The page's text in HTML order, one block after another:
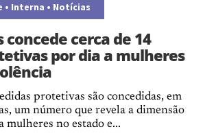
• Interna • Notícias
concede cerca de 14
por dia a mulheres
protetivas são concedidas, em
um número que revela a dimensão
mulheres no estado e...